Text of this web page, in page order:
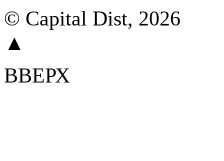
© Capital Dist, 2026
▲
ВВЕРХ